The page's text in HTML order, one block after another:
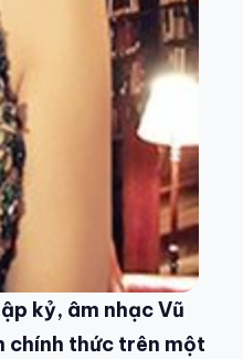
kỷ, âm nhạc Vũ
chính thức trên một